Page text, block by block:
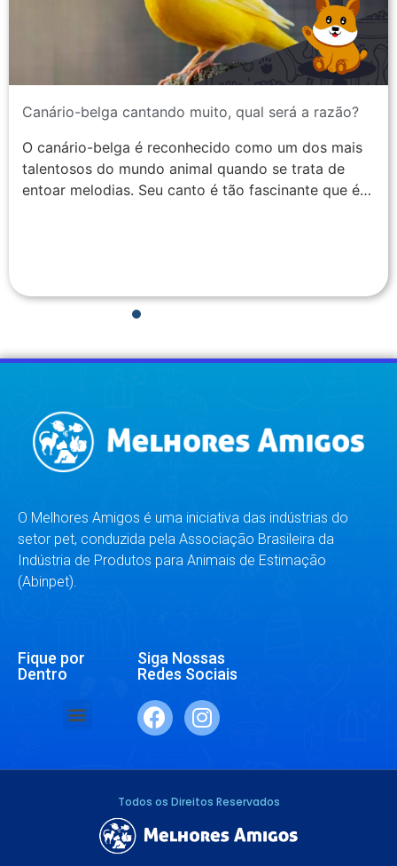
Canário-belga cantando muito, qual será a razão?
O canário-belga é reconhecido como um dos mais
talentosos do mundo animal quando se trata de
entoar melodias. Seu canto é tão fascinante que é…
O Melhores Amigos é uma iniciativa das indústrias do
setor pet, conduzida pela Associação Brasileira da
Indústria de Produtos para Animais de Estimação
(Abinpet).
Fique por
Dentro
Siga Nossas
Redes Sociais
Todos os Direitos Reservados